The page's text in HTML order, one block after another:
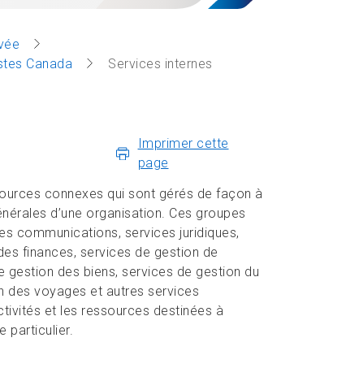
Canada
Services internes
Imprimer cette
page
connexes qui sont gérés de façon à
d’une organisation. Ces groupes
communications, services juridiques,
finances, services de gestion de
gestion des biens, services de gestion du
des voyages et autres services
et les ressources destinées à
particulier.